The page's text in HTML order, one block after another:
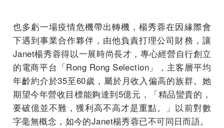
也多虧一場疫情危機帶出轉機，楊秀蓉在因緣際會
下遇到事業合作夥伴，由他負責打理公司財務，讓
Janet楊秀蓉得以一展時尚長才，專心經營自行創立
的電商平台「Rong Rong Selection」，主客層平均
年齡約介於35至60歲，屬於月收入偏高的族群。她
期望今年營收目標能夠達到5億元，「精品蠻貴的，
要破億並不難，獲利高不高才是重點。」以前對數
字毫無概念，如今的Janet楊秀蓉已不可同日而語。